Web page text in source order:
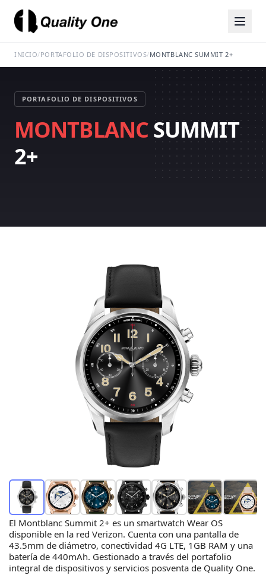
INICIO/PORTAFOLIO DE DISPOSITIVOS/MONTBLANC SUMMIT 2+
PORTAFOLIO DE DISPOSITIVOS
MONTBLANCSUMMIT
2+
El Montblanc Summit 2+ es un smartwatch Wear OS
disponible en la red Verizon. Cuenta con una pantalla de
43.5mm de diámetro, conectividad 4G LTE, 1GB RAM y una
batería de 440mAh. Gestionado a través del portafolio
integral de dispositivos y servicios posventa de Quality One.